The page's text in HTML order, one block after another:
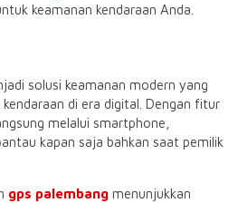
keamanan kendaraan Anda.
solusi keamanan modern yang
di era digital. Dengan fitur
melalui smartphone,
kapan saja bahkan saat pemilik
gps palembang menunjukkan